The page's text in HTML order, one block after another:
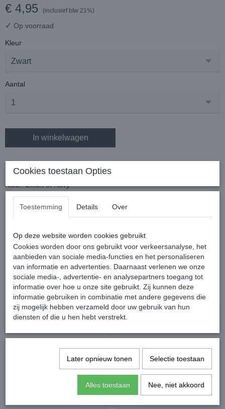
€ 4,95 (inclusief btw 21%)
✓ Op voorraad
Kleur
Aantal
In winkelwagen
Lengte 2 meter.
Kleur: Zwart of Navy
Materiaal: soft nylon.
Ook interessant
Cookies toestaan Opties
Toestemming Details Over
Op deze website worden cookies gebruikt
Cookies worden door ons gebruikt voor verkeersanalyse, het
aanbieden van sociale media-functies en het personaliseren
van informatie en advertenties. Daarnaast verlenen we onze
sociale media-, advertentie- en analysepartners toegang tot
informatie over hoe u onze site gebruikt. Zij kunnen deze
informatie gebruiken in combinatie met andere gegevens die
zij mogelijk hebben verzameld door uw gebruik van hun
diensten of die u hen hebt verstrekt.
Later opnieuw tonen Selectie toestaan
Alles toestaan Nee, niet akkoord